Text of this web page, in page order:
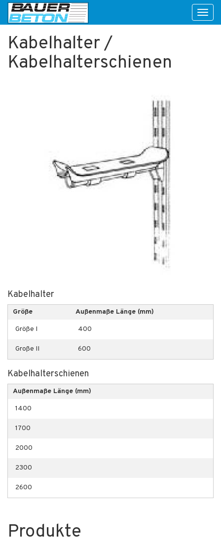
Kabelhalter /
Kabelhalterschienen
Kabelhalter
Größe Außenmaße Länge (mm)
Größe I 400
Große II 600
Kabelhalterschienen
Außenmaße Länge (mm)
1400
1700
2000
2300
2600
Produkte